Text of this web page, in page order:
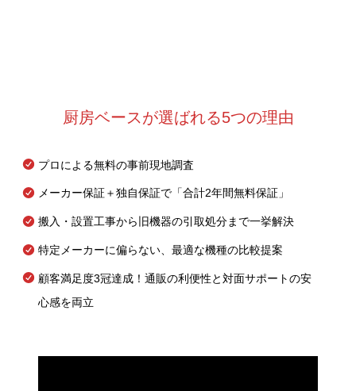
厨房ベースが選ばれる5つの理由
プロによる無料の事前現地調査
メーカー保証＋独自保証で「合計2年間無料保証」
搬入・設置工事から旧機器の引取処分まで一挙解決
特定メーカーに偏らない、最適な機種の比較提案
顧客満足度3冠達成！通販の利便性と対面サポートの安
心感を両立